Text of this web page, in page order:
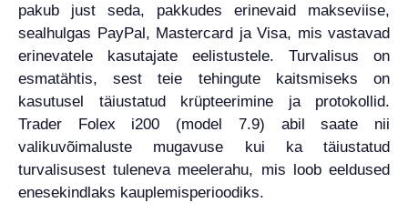
pakub just seda, pakkudes erinevaid makseviise,
sealhulgas PayPal, Mastercard ja Visa, mis vastavad
erinevatele kasutajate eelistustele. Turvalisus on
esmatähtis, sest teie tehingute kaitsmiseks on
kasutusel täiustatud krüpteerimine ja protokollid.
Trader Folex i200 (model 7.9) abil saate nii
valikuvõimaluste mugavuse kui ka täiustatud
turvalisusest tuleneva meelerahu, mis loob eeldused
enesekindlaks kauplemisperioodiks.